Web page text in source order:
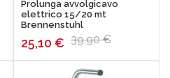
Prolunga avvolgicavo
elettrico 15/20 mt
Brennenstuhl
25,10 € 39,90 €